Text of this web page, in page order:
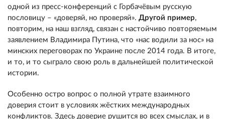
одной из пресс-конференций с Горбачёвым русскую
пословицу – «доверяй, но проверяй». Другой пример,
повторим, на наш взгляд, связан с настойчиво повторяемым
заявлением Владимира Путина, что «нас водили за нос» на
минских переговорах по Украине после 2014 года. В итоге,
и то, и то сыграло свою роль в дальнейшей политической
истории.
Особенно остро вопрос о полной утрате взаимного
доверия стоит в условиях жёстких международных
конфликтов. Здесь доверие рушится во всех смыслах, и в